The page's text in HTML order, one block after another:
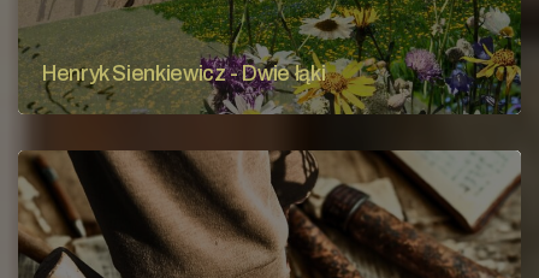
Henryk Sienkiewicz - Dwie łąki